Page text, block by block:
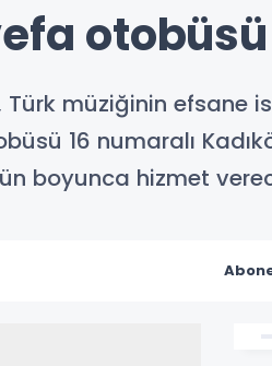
otobüsü
müziğinin efsane
16 numaralı
boyunca hizmet